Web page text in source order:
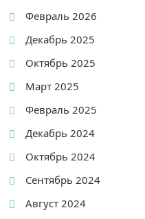
Февраль 2026
Декабрь 2025
Октябрь 2025
Март 2025
Февраль 2025
Декабрь 2024
Октябрь 2024
Сентябрь 2024
Август 2024